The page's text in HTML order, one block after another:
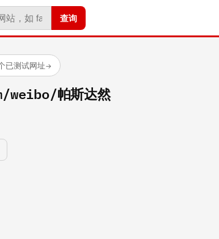
查询
已测试网址→
帕斯达然